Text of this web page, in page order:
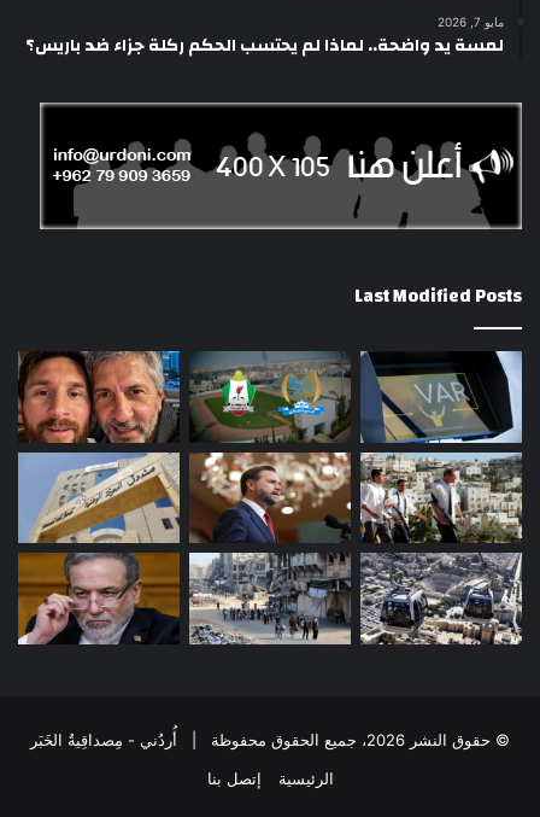
مايو 7, 2026
لمسة يد واضحة.. لماذا لم يحتسب الحكم ركلة جزاء ضد باريس؟
Last Modified Posts
© حقوق النشر 2026، جميع الحقوق محفوظة | أُردُني - مِصداقِيةُ الخَبَر
الرئيسية
إتصل بنا